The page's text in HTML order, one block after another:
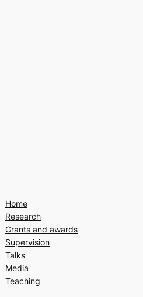
Home
Research
Grants and awards
Supervision
Talks
Media
Teaching